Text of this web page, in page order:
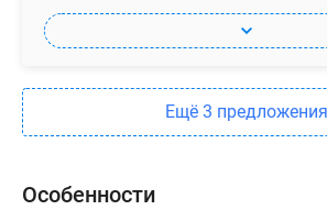
Ещё 3 предложения
Особенности